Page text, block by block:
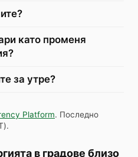
като променя
за утре?
Platform. Последно
).
в градове близо